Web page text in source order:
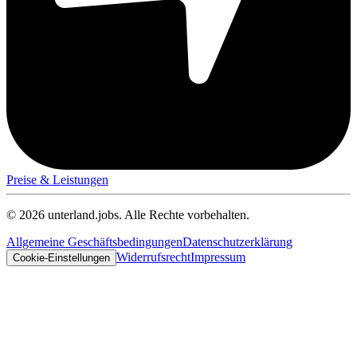
Preise & Leistungen
© 2026 unterland.jobs. Alle Rechte vorbehalten.
Allgemeine GeschäftsbedingungenDatenschutzerklärung
Cookie-Einstellungen WiderrufsrechtImpressum